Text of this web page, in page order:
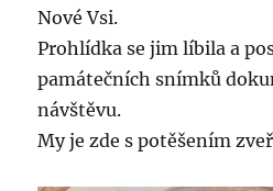
Nové Vsi.
Prohlídka se jim líbila a
památečních snímků
návštěvu.
My je zde s potěšením